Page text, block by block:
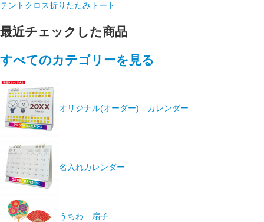
テントクロス折りたたみトート
最近チェックした商品
すべてのカテゴリーを見る
オリジナル(オーダー) カレンダー
名入れカレンダー
うちわ 扇子